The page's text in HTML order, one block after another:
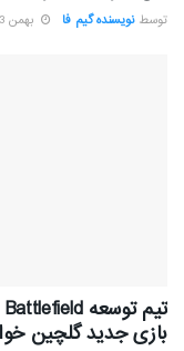
توسط نویسنده گیم فا بهمن 23, 1403
بازی جدید گلچین